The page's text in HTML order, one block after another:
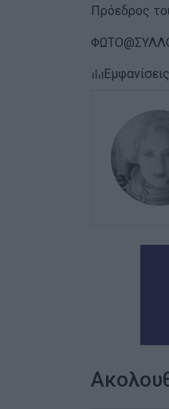
Πρόεδρος